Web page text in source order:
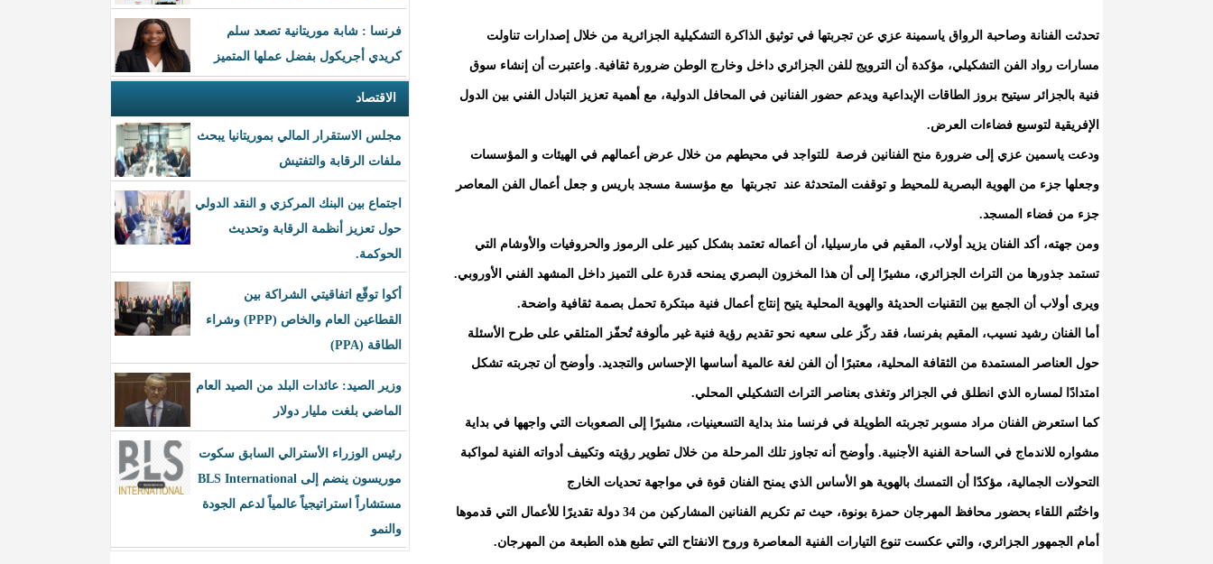
فرنسا : شابة موريتانية تصعد سلم
كريدي أجريكول بفضل عملها المتميز
الاقتصاد
مجلس الاستقرار المالي بموريتانيا يبحث
ملفات الرقابة والتفتيش
اجتماع بين البنك المركزي و النقد الدولي
حول تعزيز أنظمة الرقابة وتحديث
الحوكمة.
أكوا توقّع اتفاقيتي الشراكة بين
القطاعين العام والخاص (PPP) وشراء
الطاقة (PPA)
وزير الصيد: عائدات البلد من الصيد العام
الماضي بلغت مليار دولار
رئيس الوزراء الأسترالي السابق سكوت
موريسون ينضم إلى BLS International
مستشاراً استراتيجياً عالمياً لدعم الجودة
والنمو
تحدثت الفنانة وصاحبة الرواق ياسمينة عزي عن تجربتها في توثيق الذاكرة التشكيلية الجزائرية من خلال إصدارات تناولت
مسارات رواد الفن التشكيلي، مؤكدة أن الترويج للفن الجزائري داخل وخارج الوطن ضرورة ثقافية. واعتبرت أن إنشاء سوق
فنية بالجزائر سيتيح بروز الطاقات الإبداعية ويدعم حضور الفنانين في المحافل الدولية، مع أهمية تعزيز التبادل الفني بين الدول
الإفريقية لتوسيع فضاءات العرض.
ودعت ياسمين عزي إلى ضرورة منح الفنانين فرصة للتواجد في محيطهم من خلال عرض أعمالهم في الهيئات و المؤسسات
وجعلها جزء من الهوية البصرية للمحيط و توقفت المتحدثة عند تجربتها مع مؤسسة مسجد باريس و جعل أعمال الفن المعاصر
جزء من فضاء المسجد.
ومن جهته، أكد الفنان يزيد أولاب، المقيم في مارسيليا، أن أعماله تعتمد بشكل كبير على الرموز والحروفيات والأوشام التي
تستمد جذورها من التراث الجزائري، مشيرًا إلى أن هذا المخزون البصري يمنحه قدرة على التميز داخل المشهد الفني الأوروبي.
ويرى أولاب أن الجمع بين التقنيات الحديثة والهوية المحلية يتيح إنتاج أعمال فنية مبتكرة تحمل بصمة ثقافية واضحة.
أما الفنان رشيد نسيب، المقيم بفرنسا، فقد ركّز على سعيه نحو تقديم رؤية فنية غير مألوفة تُحفّز المتلقي على طرح الأسئلة
حول العناصر المستمدة من الثقافة المحلية، معتبرًا أن الفن لغة عالمية أساسها الإحساس والتجديد. وأوضح أن تجربته تشكل
امتدادًا لمساره الذي انطلق في الجزائر وتغذى بعناصر التراث التشكيلي المحلي.
كما استعرض الفنان مراد مسوبر تجربته الطويلة في فرنسا منذ بداية التسعينيات، مشيرًا إلى الصعوبات التي واجهها في بداية
مشواره للاندماج في الساحة الفنية الأجنبية. وأوضح أنه تجاوز تلك المرحلة من خلال تطوير رؤيته وتكييف أدواته الفنية لمواكبة
التحولات الجمالية، مؤكدًا أن التمسك بالهوية هو الأساس الذي يمنح الفنان قوة في مواجهة تحديات الخارج
واختُتم اللقاء بحضور محافظ المهرجان حمزة بونوة، حيث تم تكريم الفنانين المشاركين من 34 دولة تقديرًا للأعمال التي قدموها
أمام الجمهور الجزائري، والتي عكست تنوع التيارات الفنية المعاصرة وروح الانفتاح التي تطبع هذه الطبعة من المهرجان.